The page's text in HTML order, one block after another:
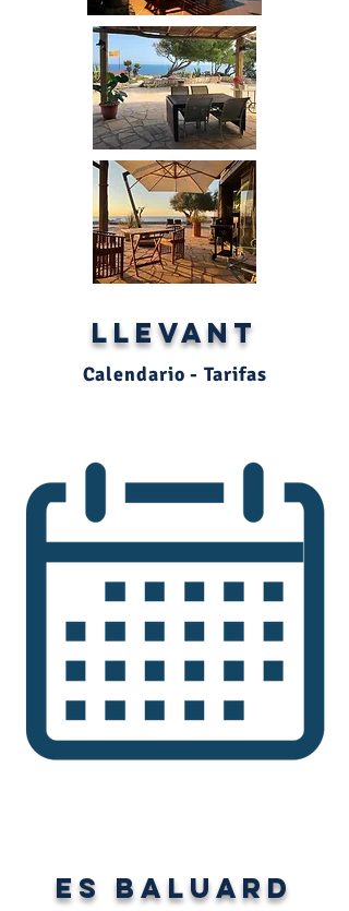
Llevant
Calendario - Tarifas
Es Baluard